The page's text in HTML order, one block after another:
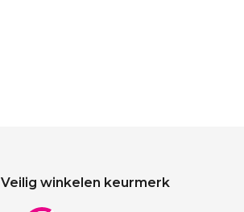
Veilig winkelen keurmerk